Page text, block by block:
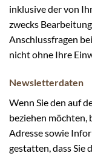
inklusive der von
zwecks
Anschlussfragen
nicht ohne Ihre
Newsletterdaten
Wenn Sie den auf
beziehen
Adresse sowie
gestatten, dass Sie